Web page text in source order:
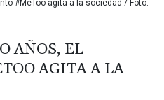
CLP
1056.199727
CNY 7.801146
#MeToo agita a la sociedad / Foto:
AÑOS, EL
AGITA A LA